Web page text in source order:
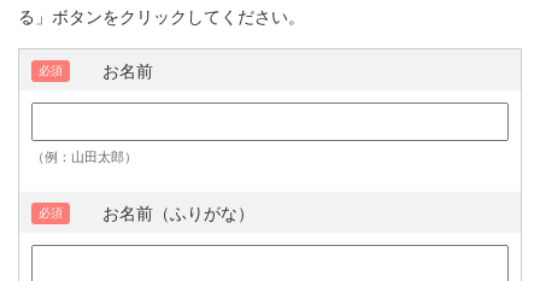
る」ボタンをクリックしてください。
お名前
必須
（例：山田太郎）
お名前（ふりがな）
必須